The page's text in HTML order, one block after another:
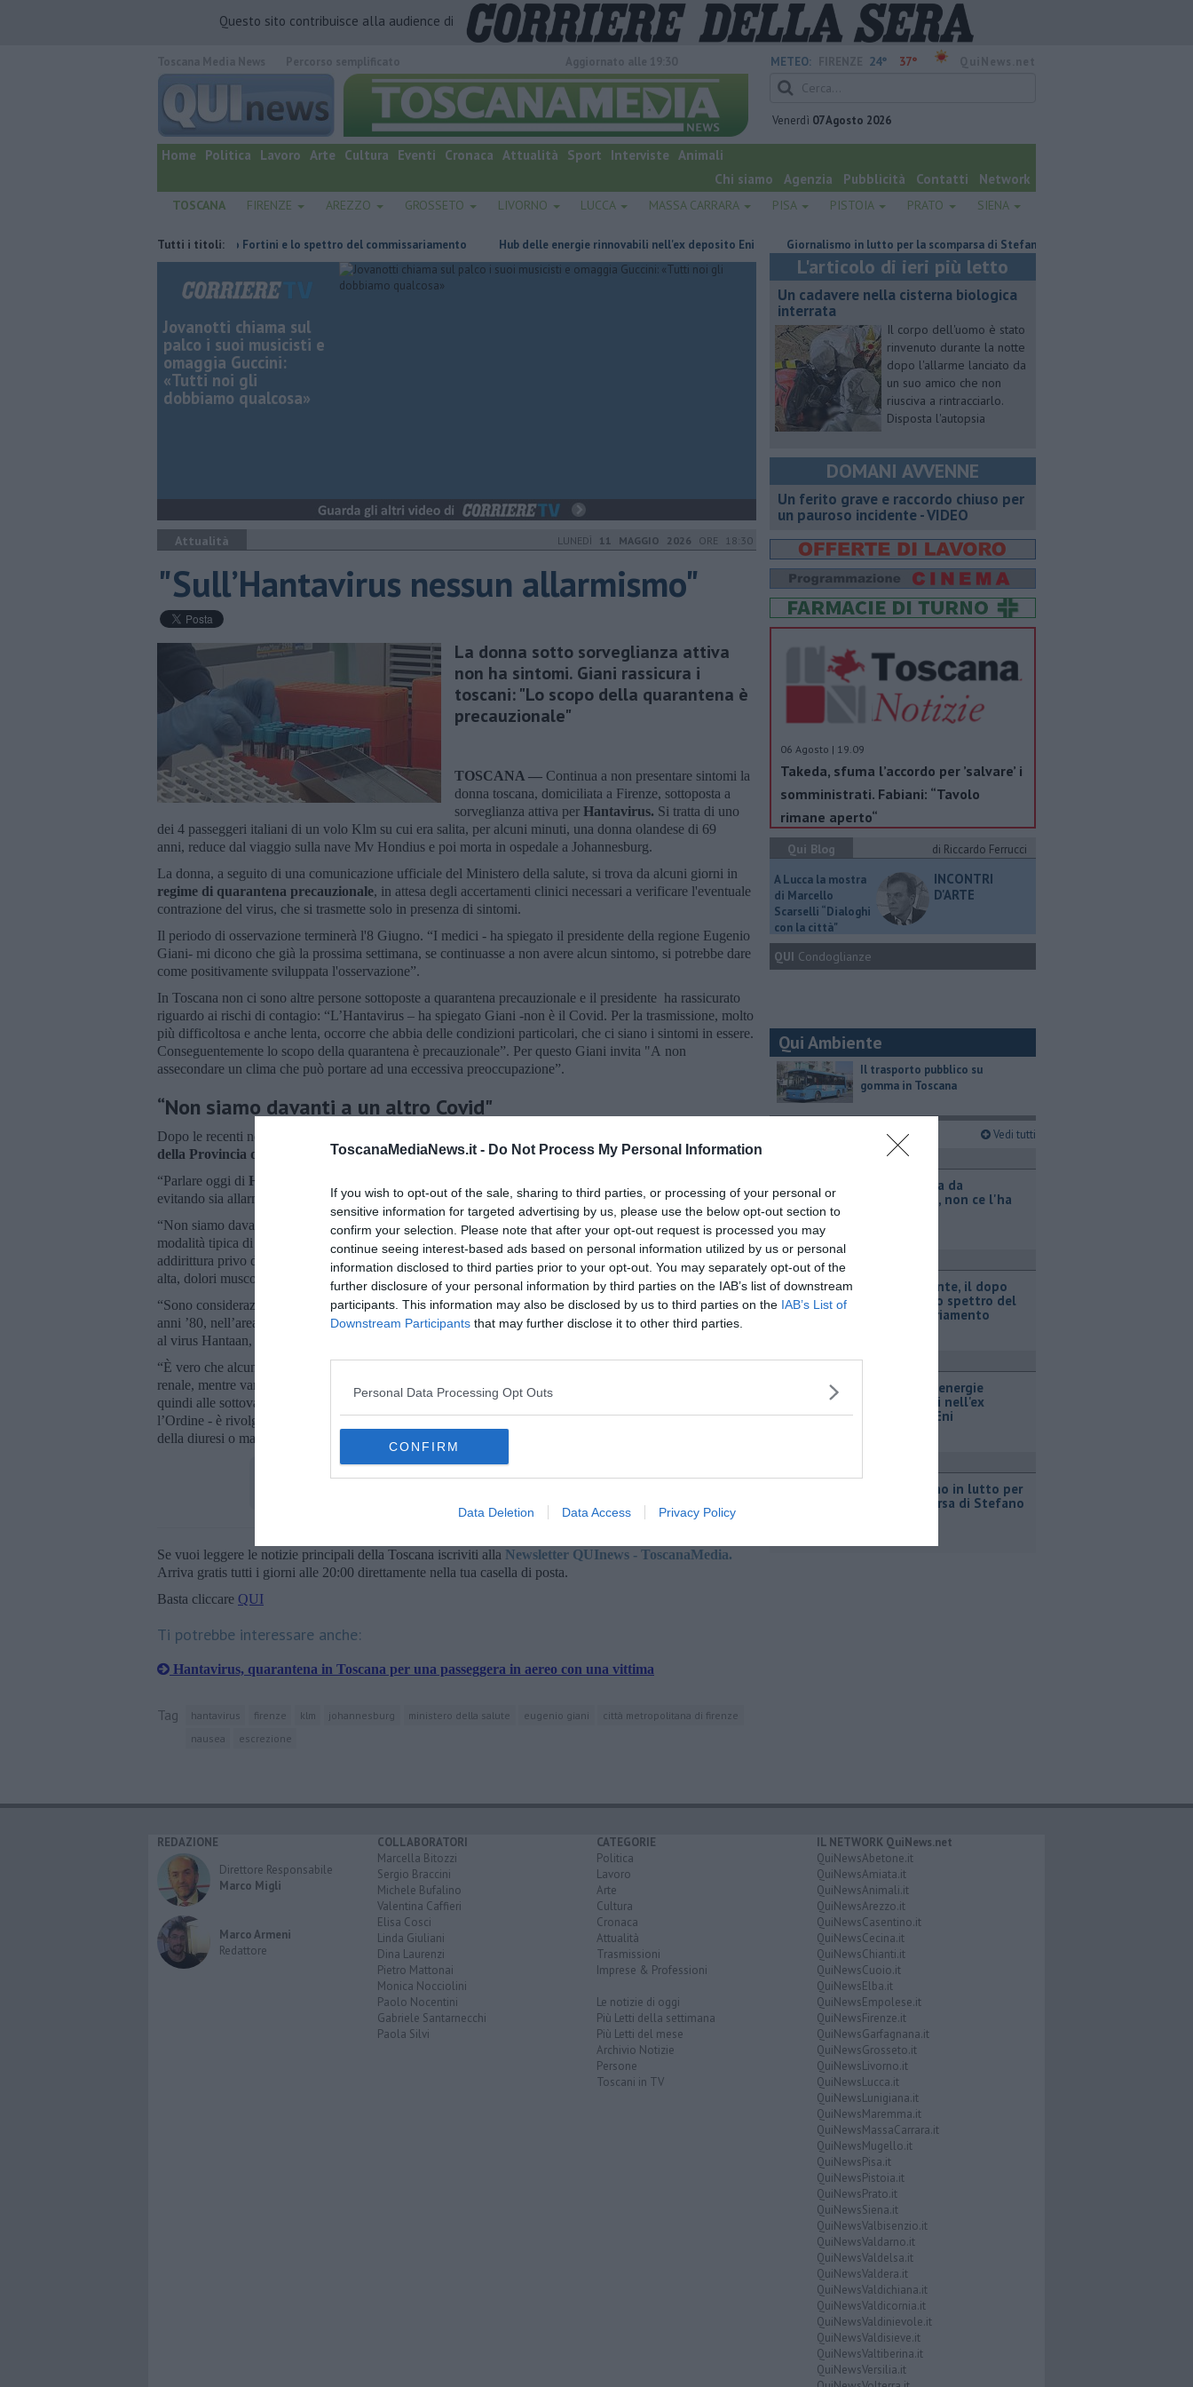
ToscanaMediaNews.it - Do Not Process My Personal Information
If you wish to opt-out of the sale, sharing to third parties, or processing of your personal or
sensitive information for targeted advertising by us, please use the below opt-out section to
confirm your selection. Please note that after your opt-out request is processed you may
continue seeing interest-based ads based on personal information utilized by us or personal
information disclosed to third parties prior to your opt-out. You may separately opt-out of the
further disclosure of your personal information by third parties on the IAB’s list of downstream
participants. This information may also be disclosed by us to third parties on the IAB’s List of
Downstream Participants that may further disclose it to other third parties.
Personal Data Processing Opt Outs
CONFIRM
Data Deletion Data Access Privacy Policy
Questo sito contribuisce alla audience di
quotidiano online.
METEO: 24° 37°
Venerdì 07 Agosto 2026
Home Politica Lavoro Arte Cultura Eventi Cronaca Attualità Sport Interviste Animali
Chi siamo
Agenzia Pubblicità Contatti Network
TOSCANA FIRENZE AREZZO GROSSETO LIVORNO LUCCA MASSA CARRARA PISA PISTOIA PRATO SIENA
Tutti i titoli:
Retiambiente, il dopo Fortini e lo spettro del commissariamento Hub delle energie rinnovabili nell'ex deposito Eni Giornalismo in lutto per la scomparsa di Stefano Marcelli
Jovanotti chiama sul
palco i suoi musicisti e
omaggia Guccini:
«Tutti noi gli
dobbiamo qualcosa»
Attualità LUNEDÌ 11 MAGGIO 2026 ORE 18:30
"Sull’Hantavirus nessun allarmismo"
La donna sotto sorveglianza attiva
non ha sintomi. Giani rassicura i
toscani: "Lo scopo della quarantena è
precauzionale"
TOSCANA — Continua a non presentare sintomi la
donna toscana, domiciliata a Firenze, sottoposta a
sorveglianza attiva per Hantavirus. Si tratta di uno
dei 4 passeggeri italiani di un volo Klm su cui era salita, per alcuni minuti, una donna olandese di 69
anni, reduce dal viaggio sulla nave Mv Hondius e poi morta in ospedale a Johannesburg.
La donna, a seguito di una comunicazione ufficiale del Ministero della salute, si trova da alcuni giorni in
regime di quarantena precauzionale, in attesa degli accertamenti clinici necessari a verificare l'eventuale
contrazione del virus, che si trasmette solo in presenza di sintomi.
Il periodo di osservazione terminerà l'8 Giugno. “I medici - ha spiegato il presidente della regione Eugenio
Giani- mi dicono che già la prossima settimana, se continuasse a non avere alcun sintomo, si potrebbe dare
come positivamente sviluppata l'osservazione”.
In Toscana non ci sono altre persone sottoposte a quarantena precauzionale e il presidente ha rassicurato
riguardo ai rischi di contagio: “L’Hantavirus – ha spiegato Giani -non è il Covid. Per la trasmissione, molto
più difficoltosa e anche lenta, occorre che abbia delle condizioni particolari, che ci siano i sintomi in essere.
Conseguentemente lo scopo della quarantena è precauzionale”. Per questo Giani invita "A non
assecondare un clima che può portare ad una eccessiva preoccupazione”.
“Non siamo davanti a un altro Covid"
Dopo le recenti notizie è intervenuto con una nota anche l’
della Provincia di Firenze.
“Parlare oggi di Hantavirus
evitando sia allarmismi sia sottovalutazioni. Il rischio per la popolazione generale resta basso”.
“Non siamo davanti a un altro Covid, perché la trasmissione da persona a persona non rappresenta la
modalità tipica di diffusione dell’infezione. Nei casi osservati in Italia il decorso è stato spesso lieve o
addirittura privo di sintomi - spiegano dall’Ordine - anche se in alcuni pazienti possono comparire febbre
alta, dolori muscolari, mal di testa, nausea e forte stanchezza”.
“Sono considerazioni frutto anche dell’esperienza perché, ad esempio - ricorda 'Ordine- già alla fine degli
anni ’80, nell’area fiorentina, furono descritti alcuni episodi italiani con interessamento renale acuto legato
al virus Hantaan, tra i primi segnalati nel nostro Paese”.
“È vero che alcuni ceppi europei possono interessare il rene e provocare alterazioni della funzionalità
renale, mentre varianti diffuse nelle Americhe possono causare complicanze polmonari più severe. No
quindi alle sottovalutazioni ma no anche agli allarmismi. Il primo consiglio da dare ai cittadini - conclude
l’Ordine - è rivolgersi al proprio medico soprattutto se compaiono febbre, difficoltà respiratorie, riduzione
della diuresi o marcata debolezza”.
Se vuoi leggere le notizie principali della Toscana iscriviti alla Newsletter QUInews - ToscanaMedia.
Arriva gratis tutti i giorni alle 20:00 direttamente nella tua casella di posta.
Basta cliccare QUI
Ti potrebbe interessare anche:
Hantavirus, quarantena in Toscana per una passeggera in aereo con una vittima
Tag hantavirus firenze klm johannesburg ministero della salute eugenio giani
città metropolitana di firenze
nausea
escrezione
L'articolo di ieri più letto
Un cadavere nella cisterna biologica
interrata
Il corpo dell'uomo è stato
rinvenuto durante la notte
dopo l'allarme lanciato da
un suo amico che non
riusciva a rintracciarlo.
Disposta l'autopsia
DOMANI AVVENNE
Un ferito grave e raccordo chiuso per
un pauroso incidente - VIDEO
06 Agosto | 19.09
Takeda, sfuma l’accordo per ’salvare’ i
somministrati. Fabiani: “Tavolo
rimane aperto“
Qui Blog
di Riccardo Ferrucci
A Lucca la mostra
di Marcello
Scarselli “Dialoghi
con la città"
INCONTRI
D'ARTE
QUI Condoglianze
Qui Ambiente
​Il trasporto pubblico su
gomma in Toscana
Ultimi articoli Vedi tutti
Contagiata da
legionella, non ce l'ha
Attualità
Retiambiente, il dopo
Fortini e lo spettro del
commissariamento
Attualità
Hub delle energie
rinnovabili nell'ex
deposito Eni
Giornalismo in lutto per
la scomparsa di Stefano
REDAZIONE
Direttore Responsabile
Marco Migli
Marco Armeni
Redattore
COLLABORATORI
Marcella Bitozzi
Sergio Braccini
Michele Bufalino
Valentina Caffieri
Elisa Cosci
Linda Giuliani
Dina Laurenzi
Pietro Mattonai
Monica Nocciolini
Paolo Nocentini
Gabriele Santarnecchi
Paola Silvi
CATEGORIE
Politica
Lavoro
Arte
Cultura
Cronaca
Attualità
Trasmissioni
Imprese & Professioni
Le notizie di oggi
Più Letti della settimana
Più Letti del mese
Archivio Notizie
Persone
Toscani in TV
IL NETWORK QuiNews.net
QuiNewsAbetone.it
QuiNewsAmiata.it
QuiNewsAnimali.it
QuiNewsArezzo.it
QuiNewsCasentino.it
QuiNewsCecina.it
QuiNewsChianti.it
QuiNewsCuoio.it
QuiNewsElba.it
QuiNewsEmpolese.it
QuiNewsFirenze.it
QuiNewsGarfagnana.it
QuiNewsGrosseto.it
QuiNewsLivorno.it
QuiNewsLucca.it
QuiNewsLunigiana.it
QuiNewsMaremma.it
QuiNewsMassaCarrara.it
QuiNewsMugello.it
QuiNewsPisa.it
QuiNewsPistoia.it
QuiNewsPrato.it
QuiNewsSiena.it
QuiNewsValbisenzio.it
QuiNewsValdarno.it
QuiNewsValdelsa.it
QuiNewsValdera.it
QuiNewsValdichiana.it
QuiNewsValdicornia.it
QuiNewsValdinievole.it
QuiNewsValdisieve.it
QuiNewsValtiberina.it
QuiNewsVersilia.it